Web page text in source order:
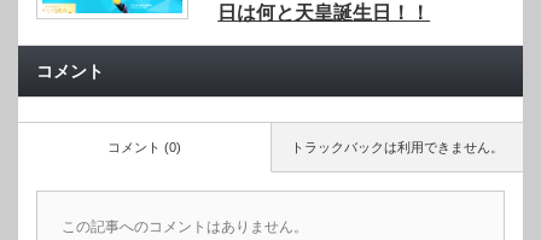
日は何と天皇誕生日！！
コメント
トラックバックは利用できません。
コメント (0)
この記事へのコメントはありません。